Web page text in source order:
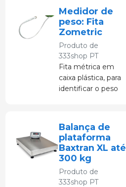
Renco.
Medidor de
peso: Fita
Zometric
Produto de
333shop PT
Fita métrica em
caixa plástica, para
identificar o peso
Balança de
plataforma
Baxtran XL até
300 kg
Produto de
333shop PT